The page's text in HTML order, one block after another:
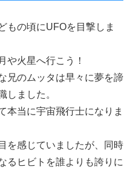
もの頃にUFOを目撃しま
や火星へ行こう！
兄のムッタは早々に夢を諦
しました。
本当に宇宙飛行士になりま
を感じていましたが、同時
るヒビトを誰よりも誇りに